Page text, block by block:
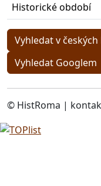
Historické období
Vyhledat v
Vyhledat Googlem
© HistRoma |